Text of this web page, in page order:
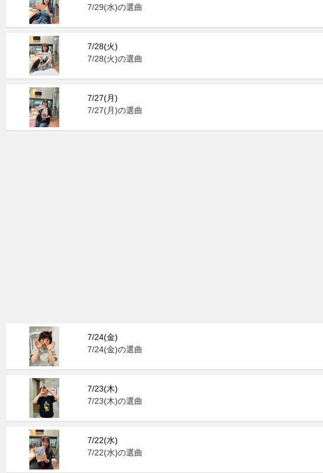
7/29(水)の選曲
7/28(火)
7/28(火)の選曲
7/27(月)
7/27(月)の選曲
7/24(金)
7/24(金)の選曲
7/23(木)
7/23(木)の選曲
7/22(水)
7/22(水)の選曲